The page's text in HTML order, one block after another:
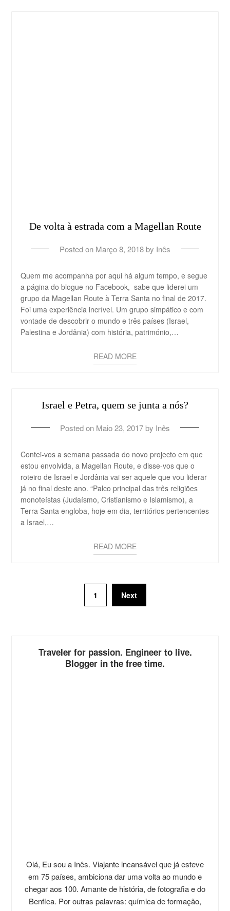
De volta à estrada com a Magellan Route
Posted on Março 8, 2018 by Inês
Quem me acompanha por aqui há algum tempo, e segue
a página do blogue no Facebook, sabe que liderei um
grupo da Magellan Route à Terra Santa no final de 2017.
Foi uma experiência incrível. Um grupo simpático e com
vontade de descobrir o mundo e três países (Israel,
Palestina e Jordânia) com história, património,…
READ MORE
Israel e Petra, quem se junta a nós?
Posted on Maio 23, 2017 by Inês
Contei-vos a semana passada do novo projecto em que
estou envolvida, a Magellan Route, e disse-vos que o
roteiro de Israel e Jordânia vai ser aquele que vou liderar
já no final deste ano. “Palco principal das três religiões
monoteístas (Judaísmo, Cristianismo e Islamismo), a
Terra Santa engloba, hoje em dia, territórios pertencentes
a Israel,…
READ MORE
1 Next
Traveler for passion. Engineer to live.
Blogger in the free time.
Olá, Eu sou a Inês. Viajante incansável que já esteve
em 75 países, ambiciona dar uma volta ao mundo e
chegar aos 100. Amante de história, de fotografia e do
Benfica. Por outras palavras: química de formação,